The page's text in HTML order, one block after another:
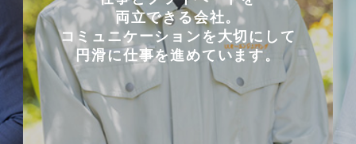
両立できる会社。
コミュニケーションを大切にして
円滑に仕事を進めています。